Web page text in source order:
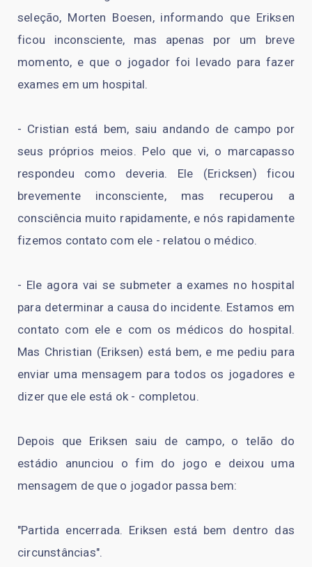
seleção, Morten Boesen, informando que Eriksen
ficou inconsciente, mas apenas por um breve
momento, e que o jogador foi levado para fazer
exames em um hospital.
- Cristian está bem, saiu andando de campo por
seus próprios meios. Pelo que vi, o marcapasso
respondeu como deveria. Ele (Ericksen) ficou
brevemente inconsciente, mas recuperou a
consciência muito rapidamente, e nós rapidamente
fizemos contato com ele - relatou o médico.
- Ele agora vai se submeter a exames no hospital
para determinar a causa do incidente. Estamos em
contato com ele e com os médicos do hospital.
Mas Christian (Eriksen) está bem, e me pediu para
enviar uma mensagem para todos os jogadores e
dizer que ele está ok - completou.
Depois que Eriksen saiu de campo, o telão do
estádio anunciou o fim do jogo e deixou uma
mensagem de que o jogador passa bem:
"Partida encerrada. Eriksen está bem dentro das
circunstâncias".